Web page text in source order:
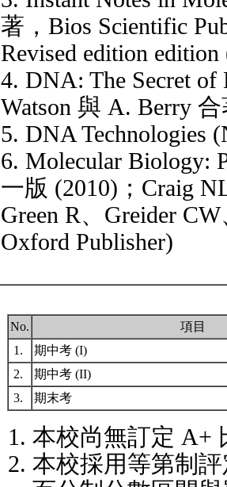
著，Bios Scientific
Revised edition
4. DNA: The Secret
Watson 與 A. Berry
5. DNA Technologies
6. Molecular Biology:
一版 (2010)；Craig
Green R、Greider
Oxford Publisher)
No.
項目
1.
期中考 (I)
2.
期中考 (II)
3.
期末考
本校尚無訂定 A+
本校採用等第制